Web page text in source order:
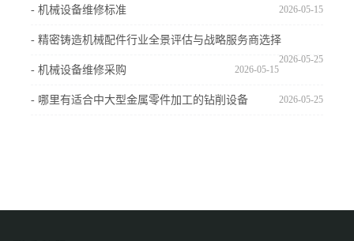
- 机械设备维修标准 2026-05-15
- 精密铸造机械配件行业全景评估与战略服务商选择
2026-05-25
- 机械设备维修采购 2026-05-15
- 哪里有适合中大型金属零件加工的钻削设备 2026-05-25